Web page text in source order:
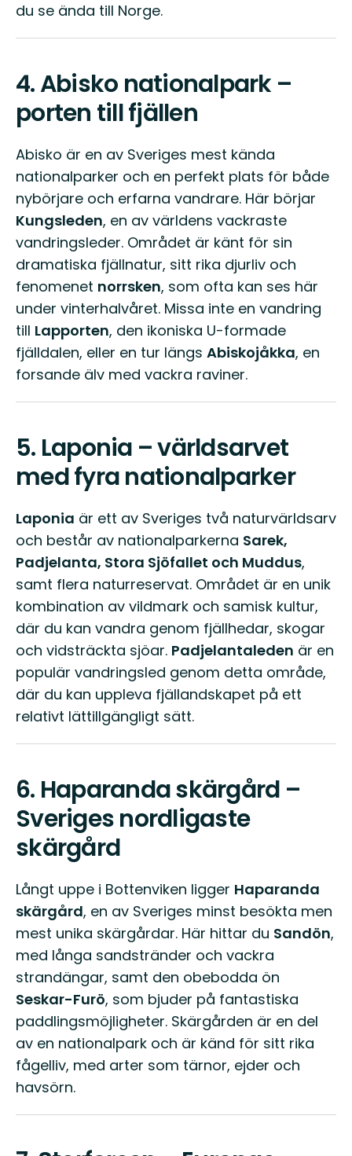
du se ända till Norge.
4.Abisko nationalpark –
porten till fjällen
Abisko är en av Sveriges mest kända
nationalparker och en perfekt plats för både
nybörjare och erfarna vandrare. Här börjar
Kungsleden, en av världens vackraste
vandringsleder. Området är känt för sin
dramatiska fjällnatur, sitt rika djurliv och
fenomenet norrsken, som ofta kan ses här
under vinterhalvåret. Missa inte en vandring
till Lapporten, den ikoniska U-formade
fjälldalen, eller en tur längs Abiskojåkka, en
forsande älv med vackra raviner.
5. Laponia – världsarvet
med fyra nationalparker
Laponia är ett av Sveriges två naturvärldsarv
och består av nationalparkerna Sarek,
Padjelanta, Stora Sjöfallet och Muddus,
samt flera naturreservat. Området är en unik
kombination av vildmark och samisk kultur,
där du kan vandra genom fjällhedar, skogar
och vidsträckta sjöar. Padjelantaleden är en
populär vandringsled genom detta område,
där du kan uppleva fjällandskapet på ett
relativt lättillgängligt sätt.
6. Haparanda skärgård –
Sveriges nordligaste
skärgård
Långt uppe i Bottenviken ligger Haparanda
skärgård, en av Sveriges minst besökta men
mest unika skärgårdar. Här hittar du Sandön,
med långa sandstränder och vackra
strandängar, samt den obebodda ön
Seskar-Furö, som bjuder på fantastiska
paddlingsmöjligheter. Skärgården är en del
av en nationalpark och är känd för sitt rika
fågelliv, med arter som tärnor, ejder och
havsörn.